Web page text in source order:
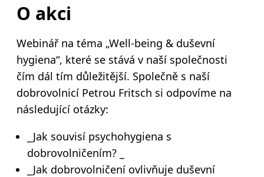
O akci
Webinář na téma „Well-being & duševní
hygiena“, které se stává v naší společnosti
čím dál tím důležitější. Společně s naší
dobrovolnicí Petrou Fritsch si odpovíme na
následující otázky:
_Jak souvisí psychohygiena s
dobrovolničením? _
_Jak dobrovolničení ovlivňuje duševní